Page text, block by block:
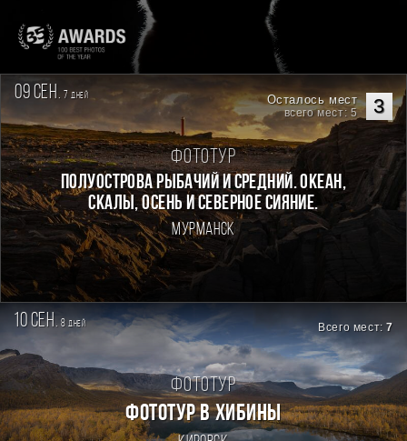
09 сен. 7дней 3
Осталось мест
всего мест: 5
Фототур
Полуострова Рыбачий и Средний. Океан,
скалы, осень и северное сияние.
Мурманск
10 сен. 8дней Всего мест:7
Фототур
ФОТОТУР В ХИБИНЫ